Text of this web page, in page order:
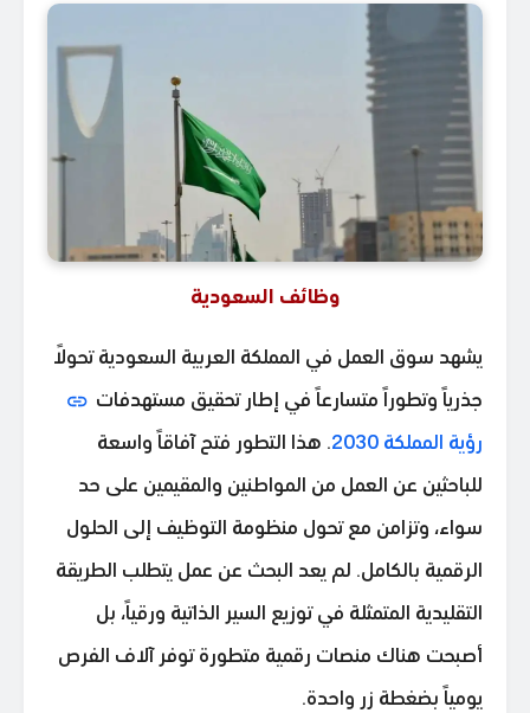
وظائف السعودية
يشهد سوق العمل في المملكة العربية السعودية تحولاً
جذرياً وتطوراً متسارعاً في إطار تحقيق مستهدفات
رؤية المملكة 2030
. هذا التطور فتح آفاقاً واسعة
للباحثين عن العمل من المواطنين والمقيمين على حد
سواء، وتزامن مع تحول منظومة التوظيف إلى الحلول
الرقمية بالكامل. لم يعد البحث عن عمل يتطلب الطريقة
التقليدية المتمثلة في توزيع السير الذاتية ورقياً، بل
أصبحت هناك منصات رقمية متطورة توفر آلاف الفرص
يومياً بضغطة زر واحدة.